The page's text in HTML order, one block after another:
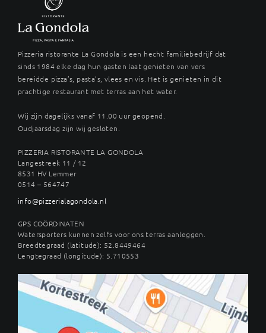
Pizzeria ristorante La Gondola is een hecht familiebedrijf dat
sinds 1984 elke dag hun gasten laat genieten van vers
bereidde pizza’s, pasta’s, vlees en vis. Het is genieten in dit
prachtige restaurant met terras aan het water.
Wij zijn dagelijks vanaf 11.00 uur geopend.
Oudjaarsdag zijn wij gesloten.
PIZZERIA RISTORANTE LA GONDOLA
Langestreek 11 / 12
8531 HV Lemmer
0514 – 564747
info@pizzerialagondola.nl
GPS COÖRDINATEN
Watersporters kunnen zelfs voor ons terras aanleggen.
Breedtegraad (latitude): 52.8449464
Lengtegraad (longitude): 5.710553